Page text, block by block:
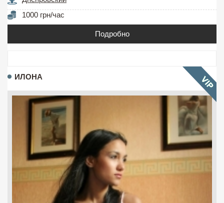
1000 грн/час
Подробно
ИЛОНА